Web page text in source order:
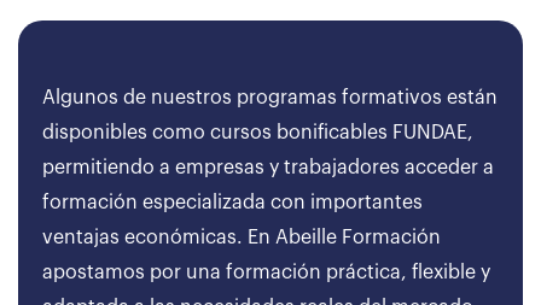
Algunos de nuestros programas formativos están
disponibles como cursos bonificables FUNDAE,
permitiendo a empresas y trabajadores acceder a
formación especializada con importantes
ventajas económicas. En Abeille Formación
apostamos por una formación práctica, flexible y